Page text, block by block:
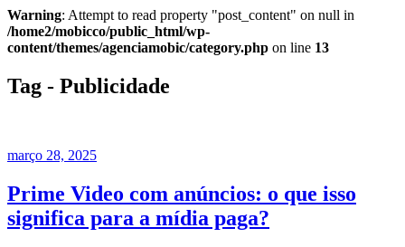
Warning: Attempt to read property "post_content" on null in
/home2/mobicco/public_html/wp-
content/themes/agenciamobic/category.php on line 13
Tag - Publicidade
março 28, 2025
Prime Video com anúncios: o que isso
significa para a mídia paga?